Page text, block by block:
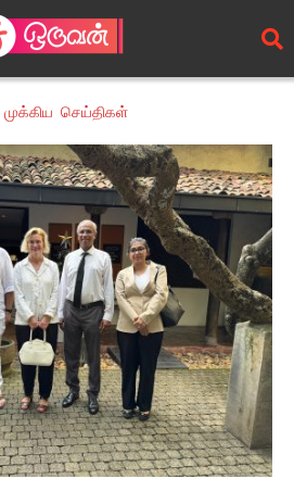
முக்கிய செய்திகள்